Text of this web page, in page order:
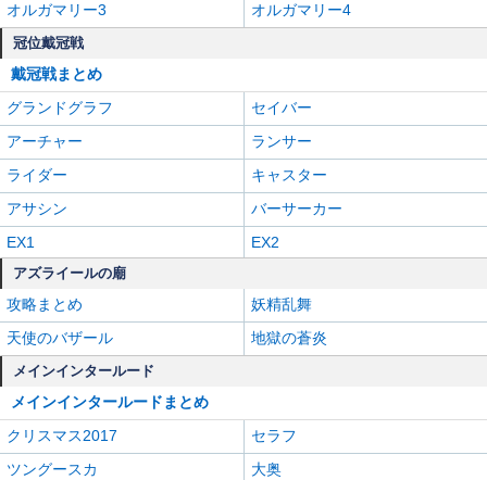
オルガマリー3
オルガマリー4
冠位戴冠戦
戴冠戦まとめ
グランドグラフ
セイバー
アーチャー
ランサー
ライダー
キャスター
アサシン
バーサーカー
EX1
EX2
アズライールの廟
攻略まとめ
妖精乱舞
天使のバザール
地獄の蒼炎
メインインタールード
メインインタールードまとめ
クリスマス2017
セラフ
ツングースカ
大奥